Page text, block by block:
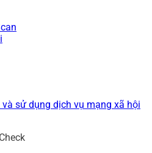
sử dụng dịch vụ mạng xã hội